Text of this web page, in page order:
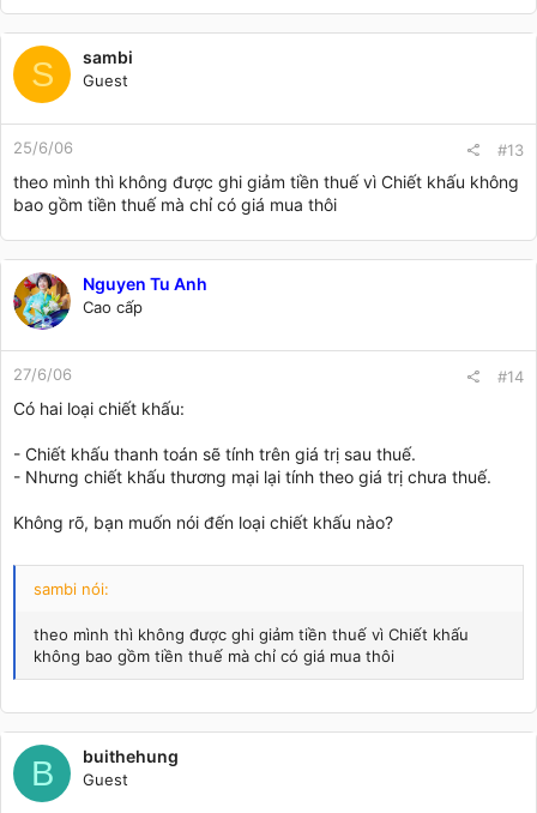
S sambi
Guest
25/6/06 #13
theo mình thì không được ghi giảm tiền thuế vì Chiết khấu không
bao gồm tiền thuế mà chỉ có giá mua thôi
Nguyen Tu Anh
Cao cấp
27/6/06 #14
Có hai loại chiết khấu:
- Chiết khấu thanh toán sẽ tính trên giá trị sau thuế.
- Nhưng chiết khấu thương mại lại tính theo giá trị chưa thuế.
Không rõ, bạn muốn nói đến loại chiết khấu nào?
sambi nói:
theo mình thì không được ghi giảm tiền thuế vì Chiết khấu
không bao gồm tiền thuế mà chỉ có giá mua thôi
B buithehung
Guest